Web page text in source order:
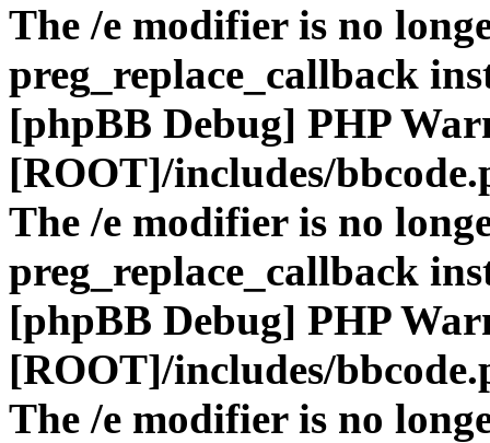
The /e modifier is no
preg_replace_callback
[phpBB Debug] PHP
[ROOT]/includes/
The /e modifier is no
preg_replace_callback
[phpBB Debug] PHP
[ROOT]/includes/
The /e modifier is no